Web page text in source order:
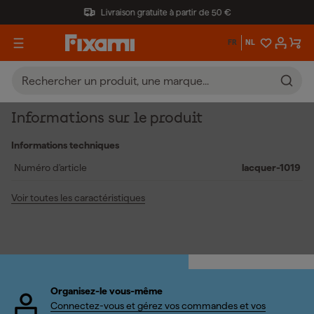
Livraison gratuite à partir de 50 €
FR NL
Informations sur le produit
Informations techniques
Numéro d'article
lacquer-1019
Voir toutes les caractéristiques
Organisez-le vous-même
Connectez-vous et gérez vos commandes et vos